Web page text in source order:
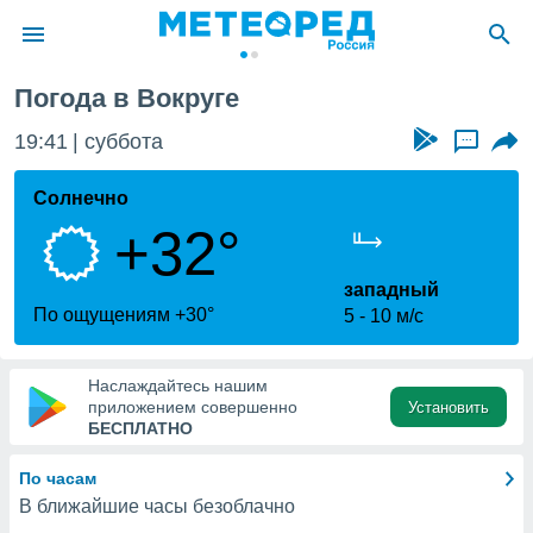
о
Вы можете
к этому
доступ
Погода в Вокруге
19:41 суббота ...
Солнечно
+32°
По ощущениям +30°
западный
5
10 м/с
Наслаждайтесь нашим
приложением совершенно
БЕСПЛАТНО
Установить
По часам
В ближайшие часы безоблачно